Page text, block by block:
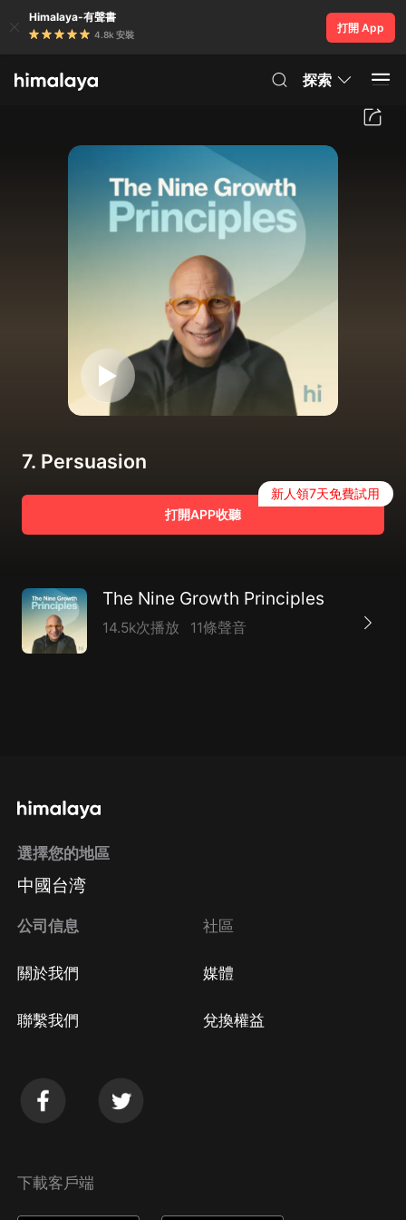
Himalaya-有聲書
4.8k 安裝
打開 App
探索
7. Persuasion
打開APP收聽
新人領7天免費試用
The Nine Growth Principles
14.5k次播放 11條聲音
選擇您的地區
中國台湾
公司信息
關於我們
聯繫我們
社區
媒體
兌換權益
下載客戶端